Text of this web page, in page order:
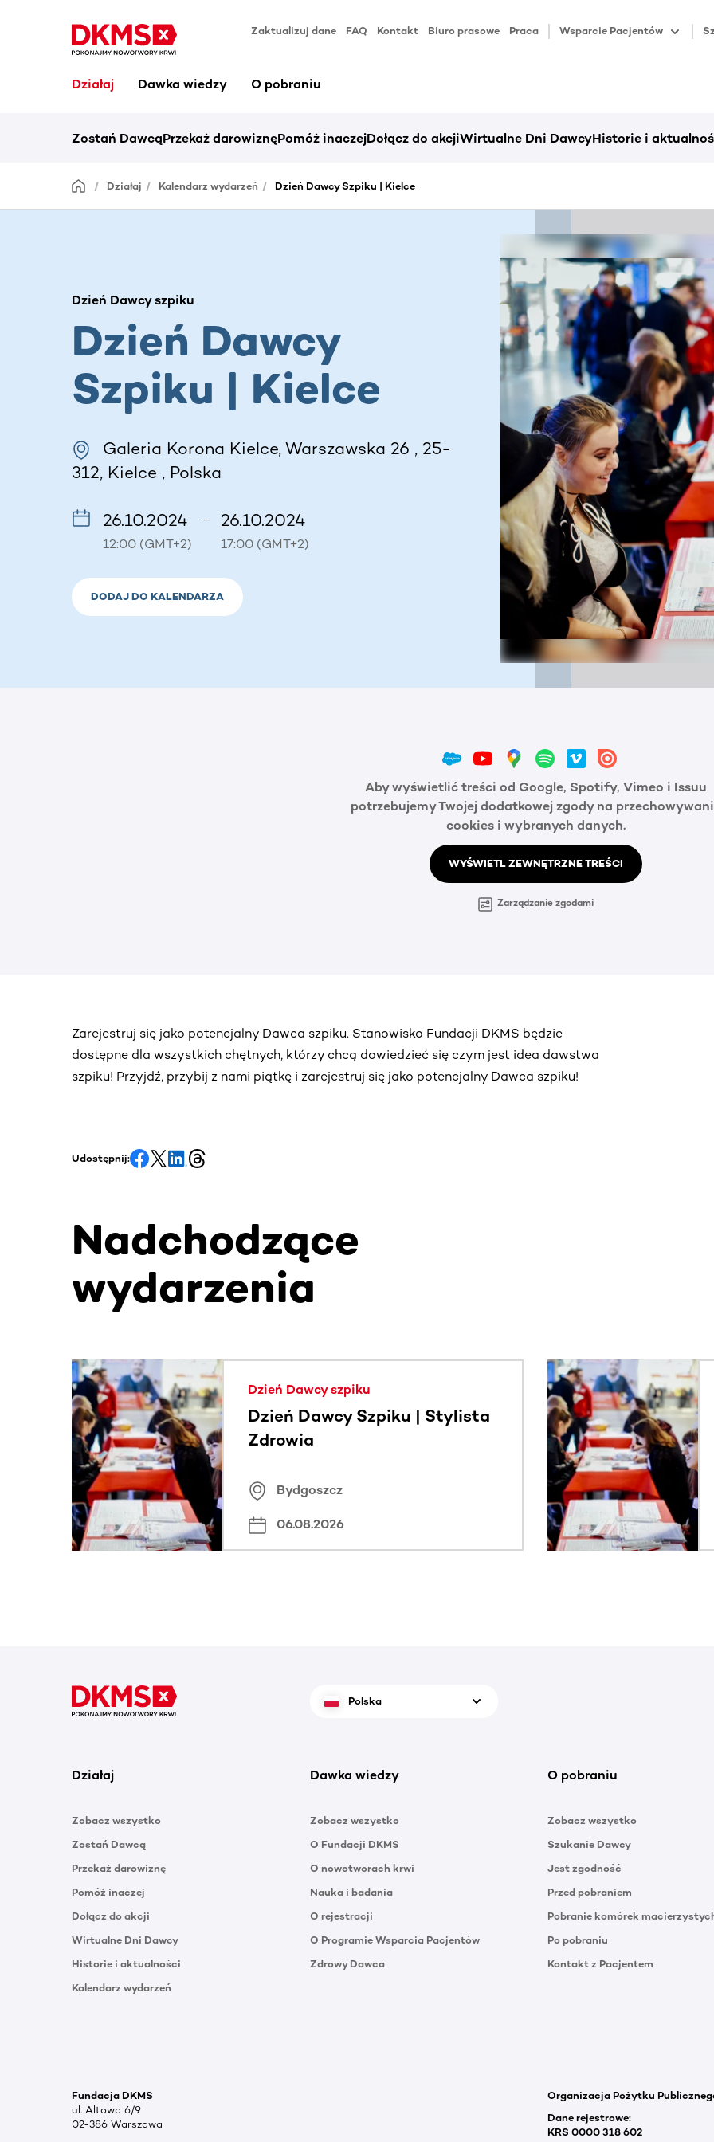
Zaktualizuj dane FAQ Kontakt Biuro prasowe Praca Wsparcie Pacjentów
Działaj Dawka wiedzy O pobraniu
Zostań DawcąPrzekaż darowiznęPomóż inaczejDołącz do akcjiWirtualne Dni DawcyHistorie i
Działaj Kalendarz wydarzeń Dzień Dawcy Szpiku | Kielce
Dzień Dawcy szpiku
Dzień Dawcy
Szpiku | Kielce
Galeria Korona Kielce, Warszawska 26 , 25-
312, Kielce , Polska
26.10.2024
12:00 (GMT+2)
– 26.10.2024
17:00 (GMT+2)
DODAJ DO KALENDARZA
Aby wyświetlić treści od Google, Spotify, Vimeo i Issuu
potrzebujemy Twojej dodatkowej zgody na
cookies i wybranych danych.
WYŚWIETL ZEWNĘTRZNE TREŚCI
Zarządzanie zgodami
Zarejestruj się jako potencjalny Dawca szpiku. Stanowisko Fundacji DKMS będzie
dostępne dla wszystkich chętnych, którzy chcą dowiedzieć się czym jest idea dawstwa
szpiku! Przyjdź, przybij z nami piątkę i zarejestruj się jako potencjalny Dawca szpiku!
Udostępnij:
Nadchodzące
wydarzenia
Ta sekcja zawiera treści przewijane w poziomie. Użyj klawisza Tab lub przesuń palcem, aby zobaczyć
Dzień Dawcy szpiku
Dzień Dawcy Szpiku | Stylista
Zdrowia
Bydgoszcz
06.08.2026
Polska
Działaj
Zobacz wszystko
Zostań Dawcą
Przekaż darowiznę
Pomóż inaczej
Dołącz do akcji
Wirtualne Dni Dawcy
Historie i aktualności
Kalendarz wydarzeń
Dawka wiedzy
Zobacz wszystko
O Fundacji DKMS
O nowotworach krwi
Nauka i badania
O rejestracji
O Programie Wsparcia Pacjentów
Zdrowy Dawca
O pobraniu
Zobacz wszystko
Szukanie Dawcy
Jest zgodność
Przed pobraniem
Pobranie komórek
Po pobraniu
Kontakt z Pacjentem
Fundacja DKMS
ul. Altowa 6/9
02-386 Warszawa
Organizacja Pożytku
Dane rejestrowe:
KRS 0000 318 602